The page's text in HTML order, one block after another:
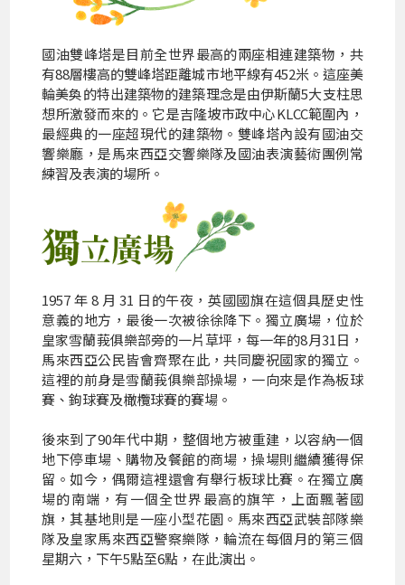
國油雙峰塔是目前全世界最高的兩座相連建築物，共
有88層樓高的雙峰塔距離城市地平線有452米。這座美
輪美奐的特出建築物的建築理念是由伊斯蘭5大支柱思
想所激發而來的。它是吉隆坡市政中心KLCC範圍內，
最經典的一座超現代的建築物。雙峰塔內設有國油交
響樂廳，是馬來西亞交響樂隊及國油表演藝術團例常
練習及表演的場所。
1957 年 8 月 31 日的午夜，英國國旗在這個具歷史性
意義的地方，最後一次被徐徐降下。獨立廣場，位於
皇家雪蘭莪俱樂部旁的一片草坪，每一年的8月31日，
馬來西亞公民皆會齊聚在此，共同慶祝國家的獨立。
這裡的前身是雪蘭莪俱樂部操場，一向來是作為板球
賽、鉤球賽及橄欖球賽的賽場。
後來到了90年代中期，整個地方被重建，以容納一個
地下停車場、購物及餐館的商場，操場則繼續獲得保
留。如今，偶爾這裡還會有舉行板球比賽。在獨立廣
場的南端，有一個全世界最高的旗竿，上面飄著國
旗，其基地則是一座小型花園。馬來西亞武裝部隊樂
隊及皇家馬來西亞警察樂隊，輪流在每個月的第三個
星期六，下午5點至6點，在此演出。